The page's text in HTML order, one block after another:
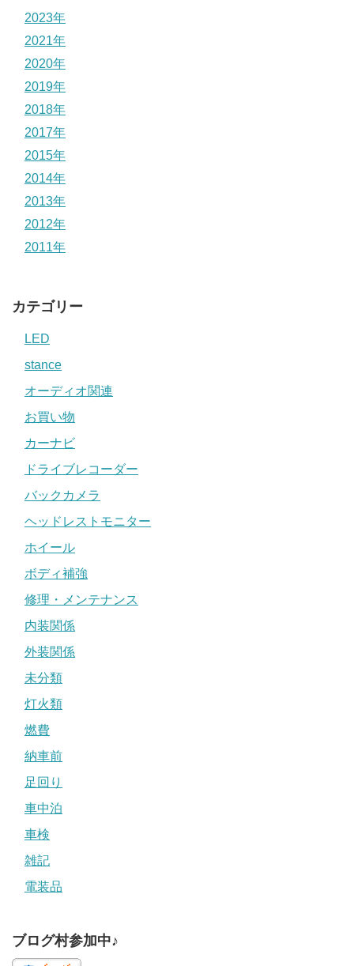
2023年
2021年
2020年
2019年
2018年
2017年
2015年
2014年
2013年
2012年
2011年
カテゴリー
LED
stance
オーディオ関連
お買い物
カーナビ
ドライブレコーダー
バックカメラ
ヘッドレストモニター
ホイール
ボディ補強
修理・メンテナンス
内装関係
外装関係
未分類
灯火類
燃費
納車前
足回り
車中泊
車検
雑記
電装品
ブログ村参加中♪